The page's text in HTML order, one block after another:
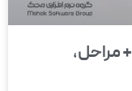
راه اندازی رستوران از صفر تا 100 + مراحل،